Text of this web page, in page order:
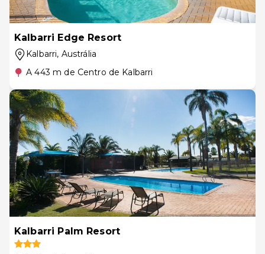
Kalbarri Edge Resort
Kalbarri, Austrália
A 443 m de Centro de Kalbarri
Kalbarri Palm Resort